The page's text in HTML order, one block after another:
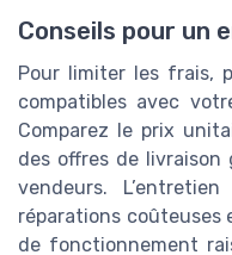
Conseils pour un
Pour limiter les frais,
compatibles avec
Comparez le prix
des offres de livraison
vendeurs.
réparations coûteuses
de fonctionnement